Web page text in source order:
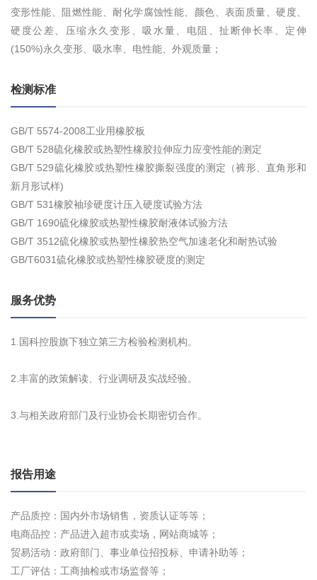
变形性能、阻燃性能、耐化学腐蚀性能、颜色、表面质量、硬度、
硬度公差、压缩永久变形、吸水量、电阻、扯断伸长率、定伸
(150%)永久变形、吸水率、电性能、外观质量；
检测标准
GB/T 5574-2008工业用橡胶板
GB/T 528硫化橡胶或热塑性橡胶拉伸应力应变性能的测定
GB/T 529硫化橡胶或热塑性橡胶撕裂强度的测定（裤形、直角形和
新月形试样)
GB/T 531橡胶袖珍硬度计压入硬度试验方法
GB/T 1690硫化橡胶或热塑性橡胶耐液体试验方法
GB/T 3512硫化橡胶或热塑性橡胶热空气加速老化和耐热试验
GB/T6031硫化橡胶或热塑性橡胶硬度的测定
服务优势
1.国科控股旗下独立第三方检验检测机构。
2.丰富的政策解读、行业调研及实战经验。
3.与相关政府部门及行业协会长期密切合作。
报告用途
产品质控：国内外市场销售，资质认证等等；
电商品控：产品进入超市或卖场，网站商城等；
贸易活动：政府部门、事业单位招投标、申请补助等；
工厂评估：工商抽检或市场监督等；